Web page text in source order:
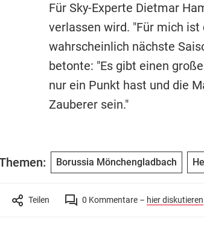
Für Sky-Experte Dietmar
verlassen wird. "Für mich
wahrscheinlich nächste
betonte: "Es gibt einen
nur ein Punkt hast und die
Zauberer sein."
Borussia Mönchengladbach
Teilen 0 Kommentare – hier diskutieren